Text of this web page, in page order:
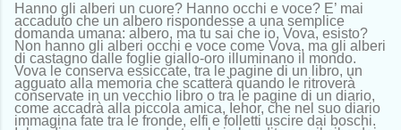
Hanno gli alberi un cuore? Hanno occhi e voce? E’ mai
accaduto che un albero rispondesse a una semplice
domanda umana: albero, ma tu sai che io, Vova, esisto?
Non hanno gli alberi occhi e voce come Vova, ma gli alberi
di castagno dalle foglie giallo-oro illuminano il mondo.
Vova le conserva essiccate, tra le pagine di un libro, un
agguato alla memoria che scatterà quando le ritroverà
conservate in un vecchio libro o tra le pagine di un diario,
come accadrà alla piccola amica, Iehor, che nel suo diario
immagina fate tra le fronde, elfi e folletti uscire dai boschi.